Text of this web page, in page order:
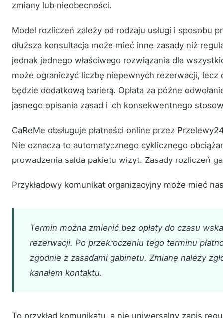
zmiany lub nieobecności.
Model rozliczeń zależy od rodzaju usługi i sposobu
dłuższa konsultacja może mieć inne zasady niż
jednak jednego właściwego rozwiązania dla
może ograniczyć liczbę niepewnych rezerwacji, lecz
będzie dodatkową barierą. Opłata za późne
jasnego opisania zasad i ich konsekwentnego
CaReMe obsługuje płatności online przez
Nie oznacza to automatycznego cyklicznego
prowadzenia salda pakietu wizyt. Zasady rozliczeń
Przykładowy komunikat organizacyjny może mieć
Termin można zmienić bez opłaty do czasu
rezerwacji. Po przekroczeniu tego terminu
zgodnie z zasadami gabinetu. Zmianę należy
kanałem kontaktu.
To przykład komunikatu, a nie uniwersalny zapis